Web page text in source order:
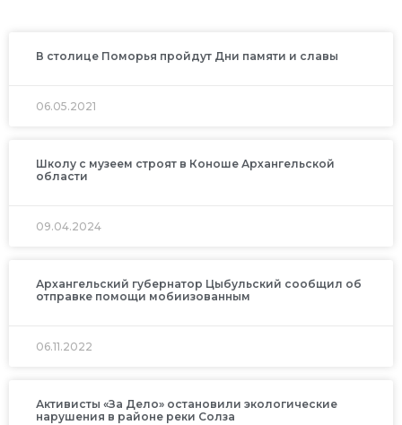
В столице Поморья пройдут Дни памяти и славы
06.05.2021
Школу с музеем строят в Коноше Архангельской
области
09.04.2024
Архангельский губернатор Цыбульский сообщил об
отправке помощи мобиизованным
06.11.2022
Активисты «За Дело» остановили экологические
нарушения в районе реки Солза